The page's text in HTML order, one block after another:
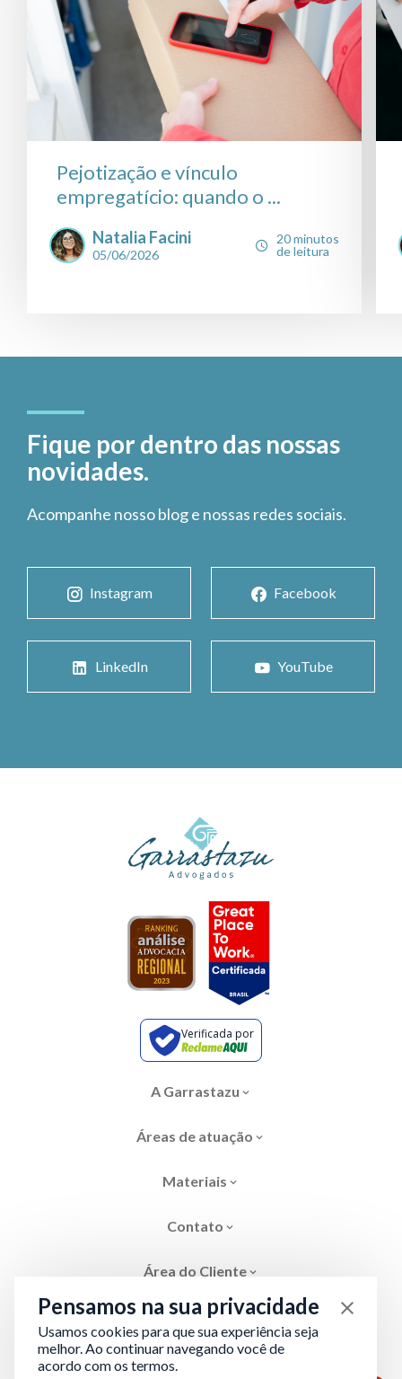
Pejotização e vínculo
empregatício: quando o ...
Natalia Facini
05/06/2026
20 minutos
de leitura
Fique por dentro das nossas
novidades.
Acompanhe nosso blog e nossas redes sociais.
Instagram Facebook
LinkedIn YouTube
Verificada por
A Garrastazu
Áreas de atuação
Materiais
Contato
Área do Cliente
Pensamos na sua privacidade
Usamos cookies para que sua experiência seja
melhor. Ao continuar navegando você de
acordo com os termos.